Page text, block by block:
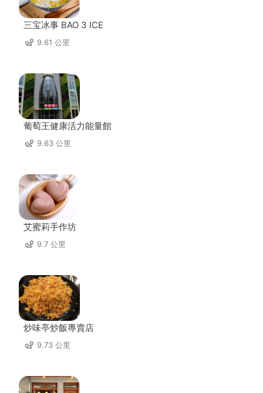
三宝冰事 BAO 3 ICE
9.61 公里
葡萄王健康活力能量館
9.63 公里
艾蜜莉手作坊
9.7 公里
炒味亭炒飯專賣店
9.73 公里